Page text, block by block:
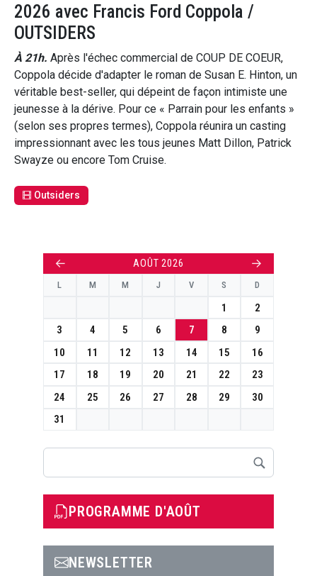
2026 avec Francis Ford Coppola /
OUTSIDERS
À 21h. Après l'échec commercial de COUP DE COEUR,
Coppola décide d'adapter le roman de Susan E. Hinton, un
véritable best-seller, qui dépeint de façon intimiste une
jeunesse à la dérive. Pour ce « Parrain pour les enfants »
(selon ses propres termes), Coppola réunira un casting
impressionnant avec les tous jeunes Matt Dillon, Patrick
Swayze ou encore Tom Cruise.
Outsiders
← AOÛT 2026 →
L M M J V S D
1
2
3
4 5 6 7 8
9
10
11 12 13 14 15
16
17
18 19 20 21 22
23
24
25 26 27 28 29
30
31
PROGRAMME D'AOÛT
NEWSLETTER